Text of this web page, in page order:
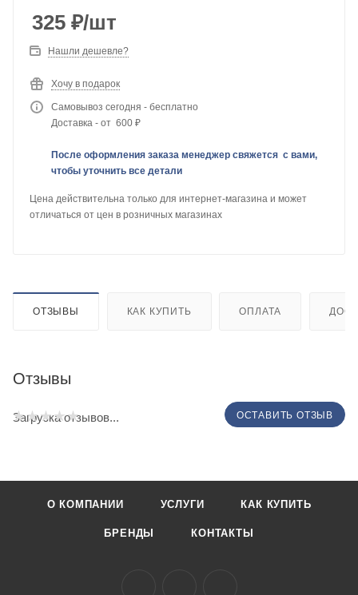
325 ₽/шт
Нашли дешевле?
Хочу в подарок
Самовывоз сегодня - бесплатно
Доставка - от 600 ₽
После оформления заказа менеджер свяжется с вами,
чтобы уточнить все детали
Цена действительна только для интернет-магазина и может
отличаться от цен в розничных магазинах
ОТЗЫВЫ КАК КУПИТЬ ОПЛАТА
Отзывы
ОСТАВИТЬ ОТЗЫВ
Загрузка отзывов...
О КОМПАНИИ УСЛУГИ КАК КУПИТЬ
БРЕНДЫ КОНТАКТЫ